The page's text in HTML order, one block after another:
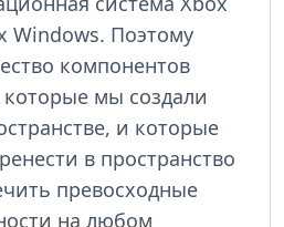
Windows. Поэтому
компонентов
мы создали
и которые
в пространство
превосходные
на любом